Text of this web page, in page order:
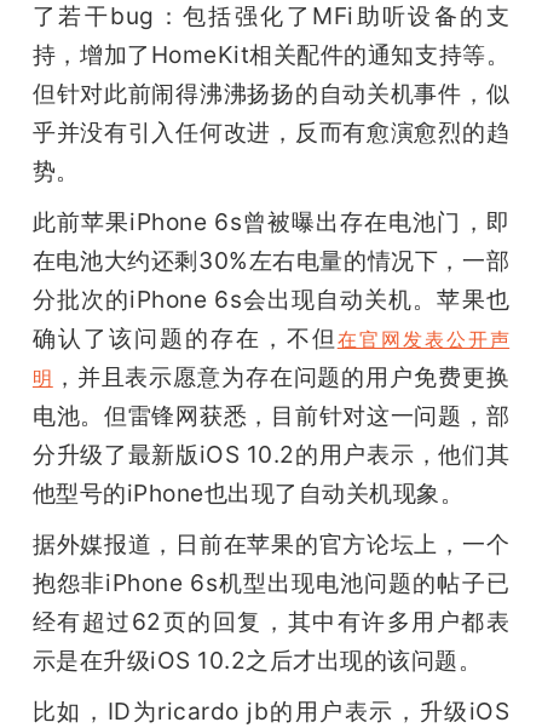
心
GAIR
题
爱
搞
机
了若干bug：包括强化了MFi助听设备的支
持，增加了HomeKit相关配件的通知支持等。
但针对此前闹得沸沸扬扬的自动关机事件，似
乎并没有引入任何改进，反而有愈演愈烈的趋
势。
此前苹果iPhone 6s曾被曝出存在电池门，即
在电池大约还剩30%左右电量的情况下，一部
分批次的iPhone 6s会出现自动关机。苹果也
确认了该问题的存在，不但 在官网发表公开声
明 ，并且表示愿意为存在问题的用户免费更换
电池。但雷锋网获悉，目前针对这一问题，部
分升级了最新版iOS 10.2的用户表示，他们其
他型号的iPhone也出现了自动关机现象。
据外媒报道，日前在苹果的官方论坛上，一个
抱怨非iPhone 6s机型出现电池问题的帖子已
经有超过62页的回复，其中有许多用户都表
示是在升级iOS 10.2之后才出现的该问题。
比如，ID为ricardo jb的用户表示，升级iOS